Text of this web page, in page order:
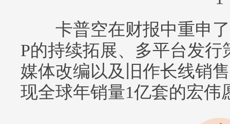
卡普空在财报中重申了
P的持续拓展、多平台发
媒体改编以及旧作长线销
现全球年销量1亿套的宏伟